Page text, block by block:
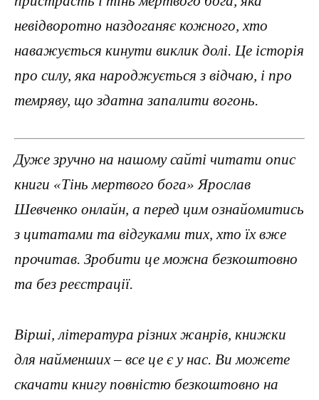
невідворотно наздоганяє кожного, хто
наважується кинути виклик долі. Це історія
про силу, яка народжується з відчаю, і про
темряву, що здатна запалити вогонь.
Дуже зручно на нашому сайті читати опис
книги «Тінь мертвого бога» Ярослав
Шевченко онлайн, а перед цим ознайомитись
з цитатами та відгуками тих, хто їх вже
прочитав. Зробити це можна безкоштовно
та без реєстрації.
Вірші, література різних жанрів, книжки
для найменших – все це є у нас. Ви можете
скачати книгу повністю безкоштовно на